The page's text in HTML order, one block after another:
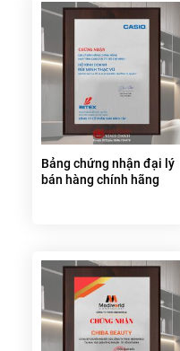
Bảng chứng nhận đại lý
bán hàng chính hãng